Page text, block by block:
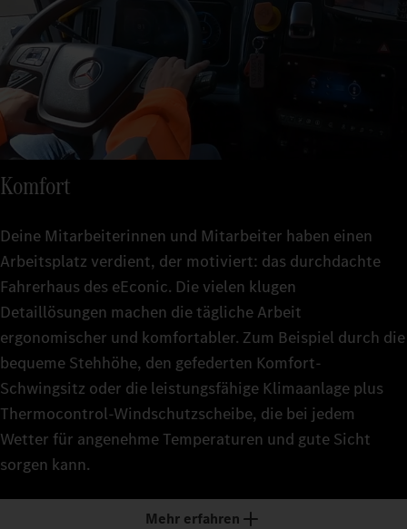
Komfort
Deine Mitarbeiterinnen und Mitarbeiter haben einen
Arbeitsplatz verdient, der motiviert: das durchdachte
Fahrerhaus des eEconic. Die vielen klugen
Detaillösungen machen die tägliche Arbeit
ergonomischer und komfortabler. Zum Beispiel durch die
bequeme Stehhöhe, den gefederten Komfort-
Schwingsitz oder die leistungsfähige Klimaanlage plus
Thermocontrol-Windschutzscheibe, die bei jedem
Wetter für angenehme Temperaturen und gute Sicht
sorgen kann.
Mehr erfahren